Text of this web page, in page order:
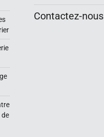
de
Contactez-nous